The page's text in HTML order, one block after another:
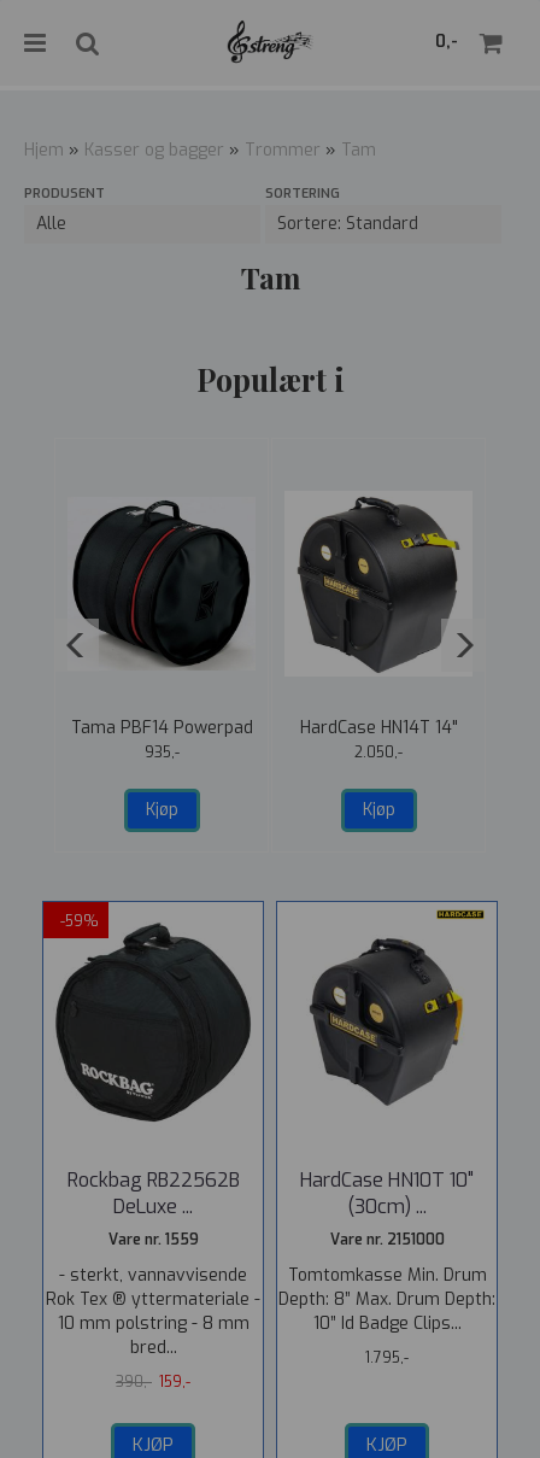
0,-
Hjem » Kasser og bagger » Trommer » Tam
PRODUSENT SORTERING
Tam
Populært i
Tama PBF14 Powerpad
Gulv-Tom Bag 14"
935,-
Kjøp
HardCase HN14T 14"
(42,5cm) kasse for
2.050,-
Kjøp
-59%
Rockbag RB22562B
DeLuxe ...
Vare nr. 1559
- sterkt, vannavvisende
Rok Tex ® yttermateriale -
10 mm polstring - 8 mm
bred...
390,- 159,-
KJØP
HardCase HN10T 10"
(30cm) ...
Vare nr. 2151000
Tomtomkasse Min. Drum
Depth: 8” Max. Drum Depth:
10” Id Badge Clips...
1.795,-
KJØP